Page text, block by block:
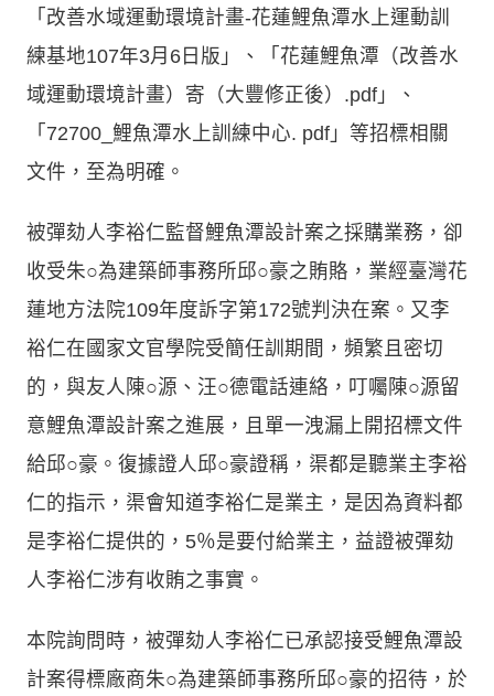
「改善水域運動環境計畫-花蓮鯉魚潭水上運動訓
練基地107年3月6日版」、「花蓮鯉魚潭（改善水
域運動環境計畫）寄（大豐修正後）.pdf」、
「72700_鯉魚潭水上訓練中心. pdf」等招標相關
文件，至為明確。
被彈劾人李裕仁監督鯉魚潭設計案之採購業務，卻
收受朱○為建築師事務所邱○豪之賄賂，業經臺灣花
蓮地方法院109年度訴字第172號判決在案。又李
裕仁在國家文官學院受簡任訓期間，頻繁且密切
的，與友人陳○源、汪○德電話連絡，叮囑陳○源留
意鯉魚潭設計案之進展，且單一洩漏上開招標文件
給邱○豪。復據證人邱○豪證稱，渠都是聽業主李裕
仁的指示，渠會知道李裕仁是業主，是因為資料都
是李裕仁提供的，5％是要付給業主，益證被彈劾
人李裕仁涉有收賄之事實。
本院詢問時，被彈劾人李裕仁已承認接受鯉魚潭設
計案得標廠商朱○為建築師事務所邱○豪的招待，於